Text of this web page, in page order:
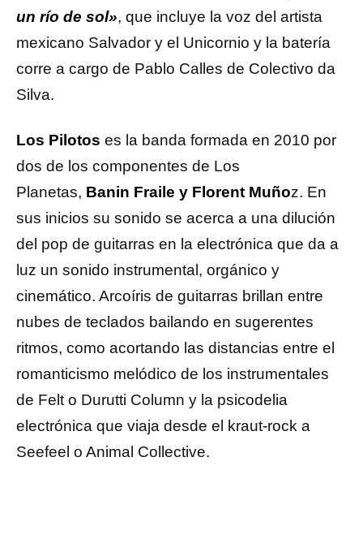
un río de sol», que incluye la voz del artista
mexicano Salvador y el Unicornio y la batería
corre a cargo de Pablo Calles de Colectivo da
Silva.
Los Pilotos es la banda formada en 2010 por
dos de los componentes de Los
Planetas, Banin Fraile y Florent Muñoz. En
sus inicios su sonido se acerca a una dilución
del pop de guitarras en la electrónica que da a
luz un sonido instrumental, orgánico y
cinemático. Arcoíris de guitarras brillan entre
nubes de teclados bailando en sugerentes
ritmos, como acortando las distancias entre el
romanticismo melódico de los instrumentales
de Felt o Durutti Column y la psicodelia
electrónica que viaja desde el kraut-rock a
Seefeel o Animal Collective.